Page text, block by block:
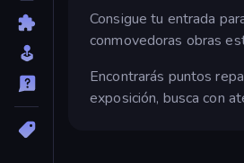
Consigue tu entrada
conmovedoras obras
Encontrarás puntos
exposición, busca con